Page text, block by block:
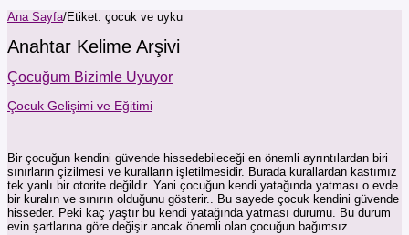
Ana Sayfa/Etiket: çocuk ve uyku
Anahtar Kelime Arşivi
Çocuğum Bizimle Uyuyor
Çocuk Gelişimi ve Eğitimi
Bir çocuğun kendini güvende hissedebileceği en önemli ayrıntılardan biri
sınırların çizilmesi ve kuralların işletilmesidir. Burada kurallardan kastımız
tek yanlı bir otorite değildir. Yani çocuğun kendi yatağında yatması o evde
bir kuralın ve sınırın olduğunu gösterir.. Bu sayede çocuk kendini güvende
hisseder. Peki kaç yaştır bu kendi yatağında yatması durumu. Bu durum
evin şartlarına göre değişir ancak önemli olan çocuğun bağımsız …